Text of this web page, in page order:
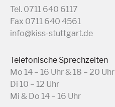
Tel. 0711 640 6117
Fax 0711 640 4561
info@kiss-stuttgart.de
Telefonische Sprechzeiten
Mo 14 – 16 Uhr & 18 – 20 Uhr
Di 10 – 12 Uhr
Mi & Do 14 – 16 Uhr